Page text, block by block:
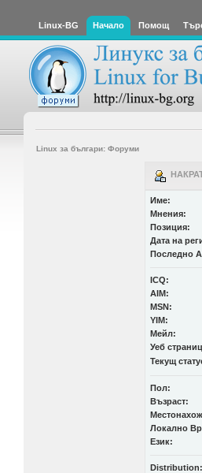
Linux-BG Начало Помощ
Linux за българи: Форуми
Име:
Мнения:
Позиция:
Дата на
Последно
ICQ:
AIM:
MSN:
YIM:
Мейл:
Уеб
Текущ
Пол:
Възраст:
Локално
Език:
Distribution: